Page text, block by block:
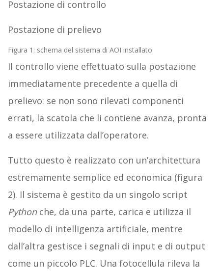
Postazione di controllo
Postazione di prelievo
Figura 1: schema del sistema di AOI installato
Il controllo viene effettuato sulla postazione
immediatamente precedente a quella di
prelievo: se non sono rilevati componenti
errati, la scatola che li contiene avanza, pronta
a essere utilizzata dall’operatore.
Tutto questo è realizzato con un’architettura
estremamente semplice ed economica (figura
2). Il sistema è gestito da un singolo script
Pythonche, da una parte, carica e utilizza il
modello di intelligenza artificiale, mentre
dall’altra gestisce i segnali di input e di output
come un piccolo PLC. Una fotocellula rileva la